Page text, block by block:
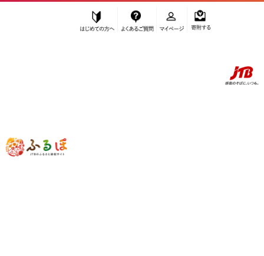
ふるぽ JTBのふるさと納税サイト
”雑貨・日用品” 大阪府